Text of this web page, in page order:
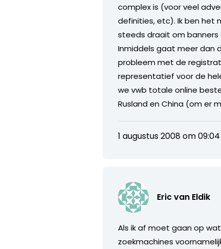
complex is (voor veel
definities, etc). Ik ben het
steeds draait om banners
Inmiddels gaat meer dan
probleem met de
representatief voor de
we vwb totale online
Rusland en China (om er
1 augustus 2008 om 09:04
Eric van Eldik
Als ik af moet gaan op
zoekmachines